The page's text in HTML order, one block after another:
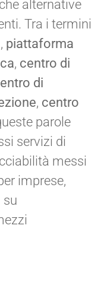
alternative
Tra i termini
, piattaforma
, centro di
di
, centro
parole
servizi di
messi
imprese,
su